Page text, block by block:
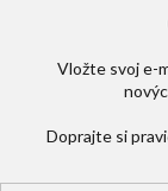
Vložte svoj e-